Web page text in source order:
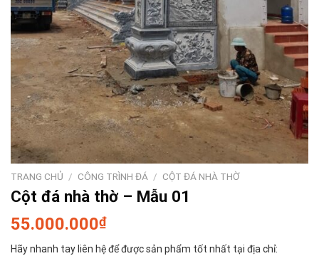
TRANG CHỦ / CÔNG TRÌNH ĐÁ / CỘT ĐÁ NHÀ THỜ
Cột đá nhà thờ – Mẫu 01
55.000.000₫
Hãy nhanh tay liên hệ để được sản phẩm tốt nhất tại địa chỉ: